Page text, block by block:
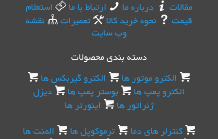
مقالات
درباره ما ارتباط با ما
استعلام
قیمت
نحوه خرید کالا تعمیرات
نقشه
وب سایت
دسته بندی محصولات
الکترو موتور ها
الکترو گیربکس ها
الکترو پمپ ها
بوستر پمپ ها
دیزل
ژنراتور ها
اینورتر ها
کنترلر های دما ترموکوپل ها
المنت ها